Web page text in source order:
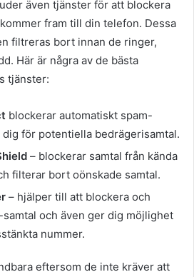
även tjänster för att blockera
fram till din telefon. Dessa
filtreras bort innan de ringer,
Här är några av de bästa
tjänster:
blockerar automatiskt spam-
dig för potentiella bedrägerisamtal.
– blockerar samtal från kända
filterar bort oönskade samtal.
– hjälper till att blockera och
och även ger dig möjlighet
nummer.
eftersom de inte kräver att